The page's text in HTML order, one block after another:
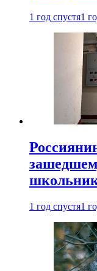
1 год спустя1
1 год спустя1